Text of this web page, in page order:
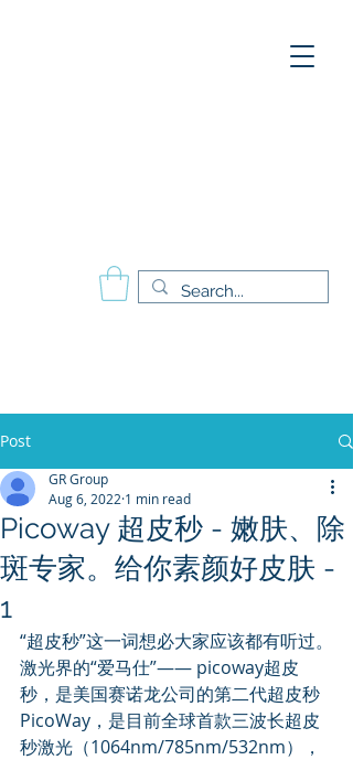
Post
Picoway 超皮秒 - 嫩肤、除
斑专家。给你素颜好皮肤 -
1
GR Group
Aug 6, 2022 1 min read
“超皮秒”这一词想必大家应该都有听过。
激光界的“爱马仕”—— picoway超皮
秒，是美国赛诺龙公司的第二代超皮秒
PicoWay，是目前全球首款三波长超皮
秒激光（1064nm/785nm/532nm），